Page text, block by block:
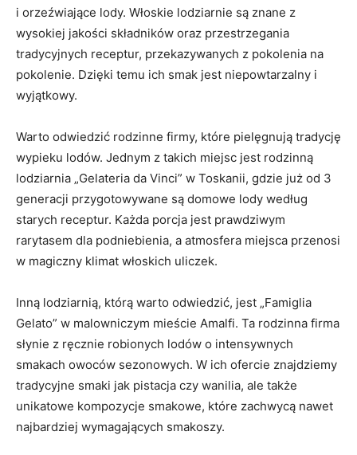
i orzeźwiające lody. Włoskie⁤ lodziarnie są znane z
⁢wysokiej jakości składników oraz przestrzegania
tradycyjnych receptur, przekazywanych ​z ​pokolenia na
⁢pokolenie. Dzięki temu ich smak jest niepowtarzalny i
wyjątkowy.
Warto odwiedzić rodzinne firmy, ⁣które ⁤pielęgnują tradycję
wypieku lodów. Jednym z ⁣takich miejsc jest‌ rodzinną
lodziarnia „Gelateria da Vinci” w ⁢Toskanii, gdzie już⁢ od 3
generacji przygotowywane są domowe lody ⁢według‌
starych receptur. Każda ⁢porcja jest prawdziwym
‌rarytasem ⁣dla podniebienia,⁣ a atmosfera miejsca przenosi
w magiczny klimat włoskich uliczek.
Inną lodziarnią, którą warto ‌odwiedzić, jest „Famiglia
Gelato” w malowniczym mieście Amalfi. Ta rodzinna firma
słynie z ręcznie‍ robionych ​lodów o​ intensywnych
smakach owoców sezonowych. W ich ‍ofercie znajdziemy
tradycyjne smaki jak pistacja czy wanilia, ‍ale‌ także
unikatowe kompozycje smakowe, które⁣ zachwycą⁤ nawet
najbardziej wymagających smakoszy.